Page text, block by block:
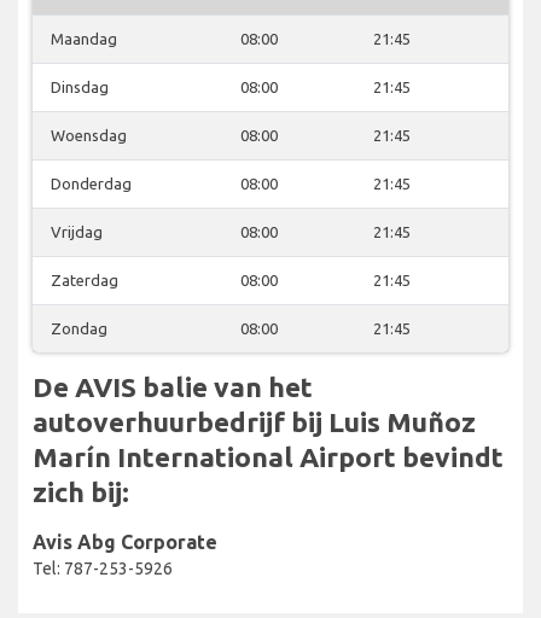
Maandag 08:00 21:45
Dinsdag 08:00 21:45
Woensdag 08:00 21:45
Donderdag 08:00 21:45
Vrijdag 08:00 21:45
Zaterdag 08:00 21:45
Zondag 08:00 21:45
De AVIS balie van het
autoverhuurbedrijf bij Luis Muñoz
Marín International Airport bevindt
zich bij:
Avis Abg Corporate
Tel: 787-253-5926